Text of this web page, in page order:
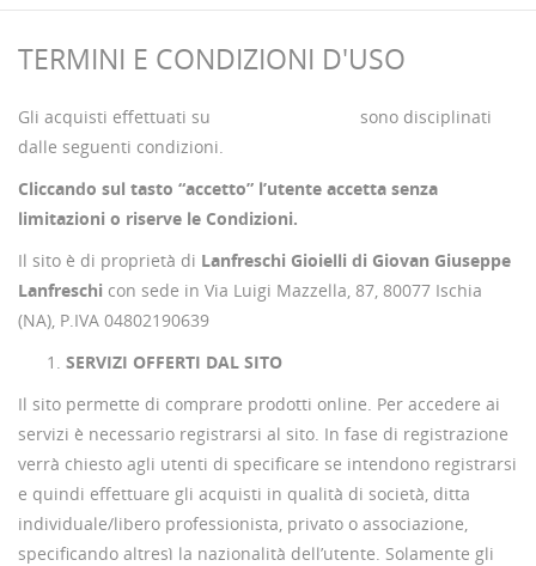
TERMINI E CONDIZIONI D'USO
Gli acquisti effettuati su
sono disciplinati
dalle seguenti condizioni.
Cliccando sul tasto “accetto” l’utente accetta senza
limitazioni o riserve le Condizioni.
Il sito è di proprietà di Lanfreschi Gioielli di Giovan Giuseppe
Lanfreschi con sede in Via Luigi Mazzella, 87, 80077 Ischia
(NA), P.IVA 04802190639
SERVIZI OFFERTI DAL SITO
Il sito permette di comprare prodotti online. Per accedere ai
servizi è necessario registrarsi al sito. In fase di registrazione
verrà chiesto agli utenti di specificare se intendono registrarsi
e quindi effettuare gli acquisti in qualità di società, ditta
individuale/libero professionista, privato o associazione,
specificando altresì la nazionalità dell’utente. Solamente gli